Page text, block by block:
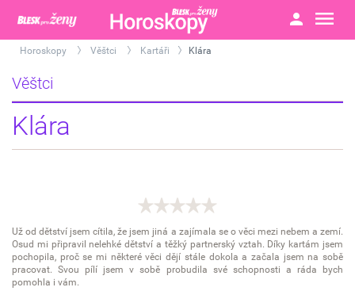
Horoskopy Věštci
> Kartáři
> Klára
Věštci
Klára
Už od dětství jsem cítila, že jsem jiná a zajímala se o věci mezi nebem a zemí.
Osud mi připravil nelehké dětství a těžký partnerský vztah. Díky kartám jsem
pochopila, proč se mi některé věci dějí stále dokola a začala jsem na sobě
pracovat. Svou pílí jsem v sobě probudila své schopnosti a ráda bych
pomohla i vám.